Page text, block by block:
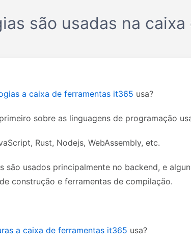
são usadas na
a caixa de ferramentas it365 usa?
sobre as linguagens de programação
Rust, Nodejs, WebAssembly, etc.
são usados ​​principalmente no backend, e
construção e ferramentas de compilação.
a caixa de ferramentas it365 usa?